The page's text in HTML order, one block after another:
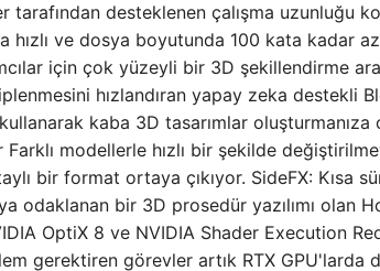
tarafından desteklenen çalışma uzunluğu
ve dosya boyutunda 100 kata kadar
için çok yüzeyli bir 3D şekillendirme
hızlandıran yapay zeka destekli
kaba 3D tasarımlar oluşturmanıza
modellerle hızlı bir şekilde
bir format ortaya çıkıyor. SideFX: Kısa
odaklanan bir 3D prosedür yazılımı olan
OptiX 8 ve NVIDIA Shader Execution
gerektiren görevler artık RTX GPU'larda